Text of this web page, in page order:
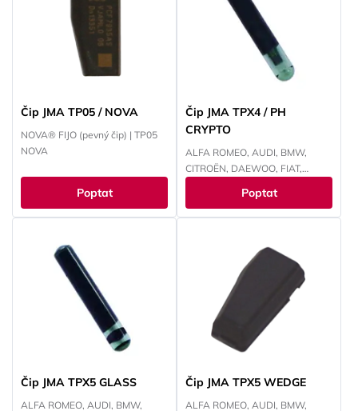
Čip JMA TP05 / NOVA
NOVA® FIJO (pevný čip) | TP05
NOVA
Poptat
Čip JMA TPX4 / PH
CRYPTO
ALFA ROMEO, AUDI, BMW,
CITROËN, DAEWOO, FIAT,
CHEVROLET, CHRYSLER, ISUZU,
IVECO, JEEP, KIA, LANCIA, LAND
OPEL, PEUGEOT, RENAULT,
SMART, SUZUKI, TOYOTA,
VOKSWAGEN
Poptat
Čip JMA TPX5 GLASS
ALFA ROMEO, AUDI, BMW,
Čip JMA TPX5 WEDGE
ALFA ROMEO, AUDI, BMW,